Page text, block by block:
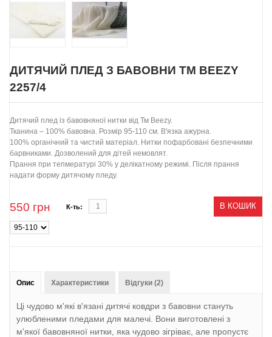
ДИТЯЧИЙ ПЛЕД З БАВОВНИ ТМ BEEZY
2257/4
Дитячий плед із бавовняної нитки від Тм Beezy.
Тканина – 100% бавовна. Розмір 95-110 см. В'язка ажурна.
100% органічний та чистий матеріал. Нитки пофарбовані безпечними
барвниками. Дозволений для дітей немовлят.
Прання при тепмературі 30% у делікатному режимі. Після прання
надати форму дитячому пледу.
550 грн К-ть: В КОШИК
Опис Характеристики Відгуки (2)
Ці чудово м'які в'язані дитячі ковдри з бавовни стануть
улюбленими пледами для малечі. Вони виготовлені з
м'якої бавовняної нитки, яка чудово зігріває, але пропустє